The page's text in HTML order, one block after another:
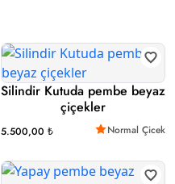
Silindir Kutuda pembe beyaz
çiçekler
5.500,00 ₺ Normal Çicek